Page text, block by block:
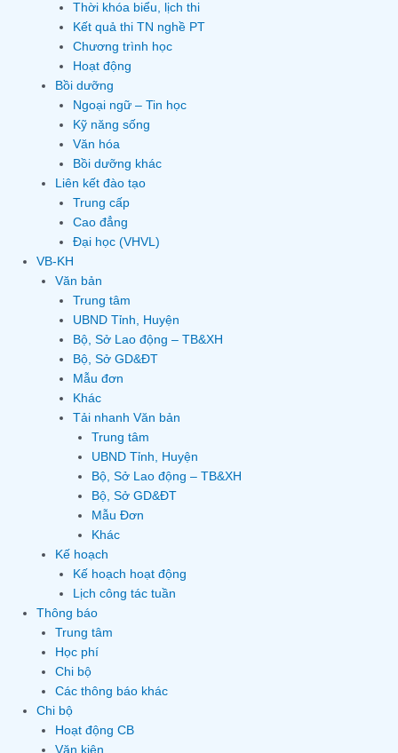
Thời khóa biểu, lịch thi
Kết quả thi TN nghề PT
Chương trình học
Hoạt động
Bồi dưỡng
Ngoại ngữ – Tin học
Kỹ năng sống
Văn hóa
Bồi dưỡng khác
Liên kết đào tạo
Trung cấp
Cao đẳng
Đại học (VHVL)
VB-KH
Văn bản
Trung tâm
UBND Tỉnh, Huyện
Bộ, Sở Lao động – TB&XH
Bộ, Sở GD&ĐT
Mẫu đơn
Khác
Tải nhanh Văn bản
Trung tâm
UBND Tỉnh, Huyện
Bộ, Sở Lao động – TB&XH
Bộ, Sở GD&ĐT
Mẫu Đơn
Khác
Kế hoạch
Kế hoạch hoạt động
Lịch công tác tuần
Thông báo
Trung tâm
Học phí
Chi bộ
Các thông báo khác
Chi bộ
Hoạt động CB
Văn kiện